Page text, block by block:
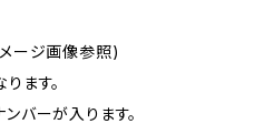
メージ画像参照)
ます。
バーが入ります。